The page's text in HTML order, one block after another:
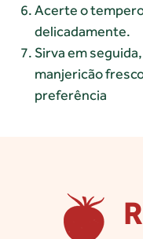
Acerte o
delicadamente.
Sirva em
manjericão
preferência